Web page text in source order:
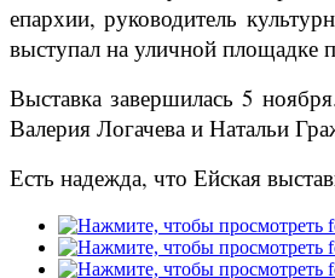
епархии, руководитель
выступал на уличной площадке
Выставка завершилась 5
Валерия Логачева и Натальи
Есть надежда, что Ейская